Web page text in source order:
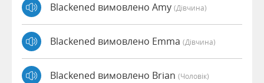
Blackened вимовлено Amy (дівчина)
Blackened вимовлено Emma (дівчина)
Blackened вимовлено Brian (чоловік)